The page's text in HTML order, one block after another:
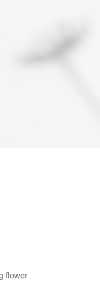
flower